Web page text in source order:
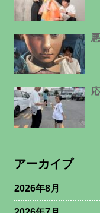
アーカイブ
2026年8月